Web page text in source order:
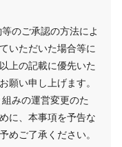
のご承認の方法によ
いただいた場合等に
上の記載に優先いた
願い申し上げます。
みの運営変更のた
に、本事項を予告な
めご了承ください。